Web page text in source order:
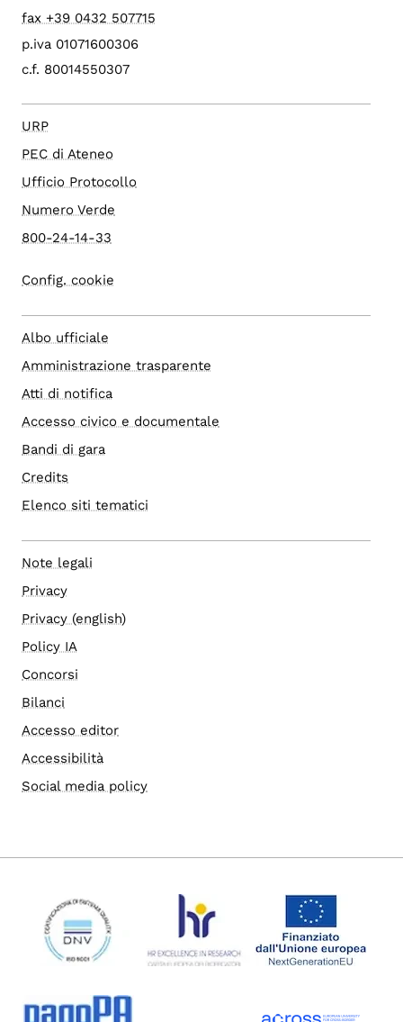
fax +39 0432 507715
p.iva 01071600306
c.f. 80014550307
URP
PEC di Ateneo
Ufficio Protocollo
Numero Verde
800-24-14-33
Config. cookie
Albo ufficiale
Amministrazione trasparente
Atti di notifica
Accesso civico e documentale
Bandi di gara
Credits
Elenco siti tematici
Note legali
Privacy
Privacy (english)
Policy IA
Concorsi
Bilanci
Accesso editor
Accessibilità
Social media policy